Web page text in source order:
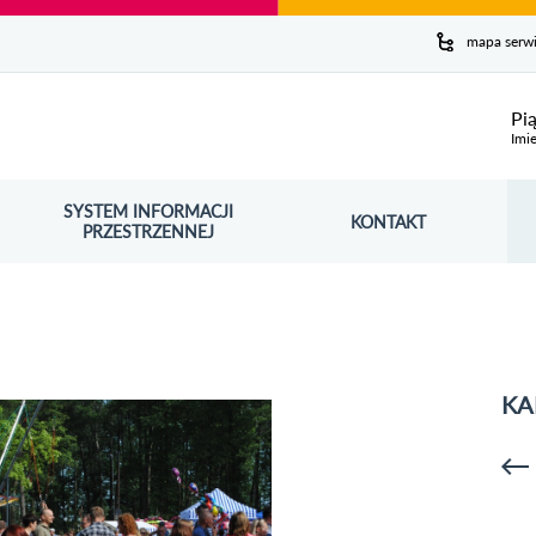
mapa
SYSTEM INFORMACJI
PRZESTRZENNEJ
OTWORZY SIĘ W NOWYM OKNIE KONTAKT